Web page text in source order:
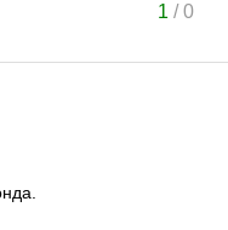
1 /0